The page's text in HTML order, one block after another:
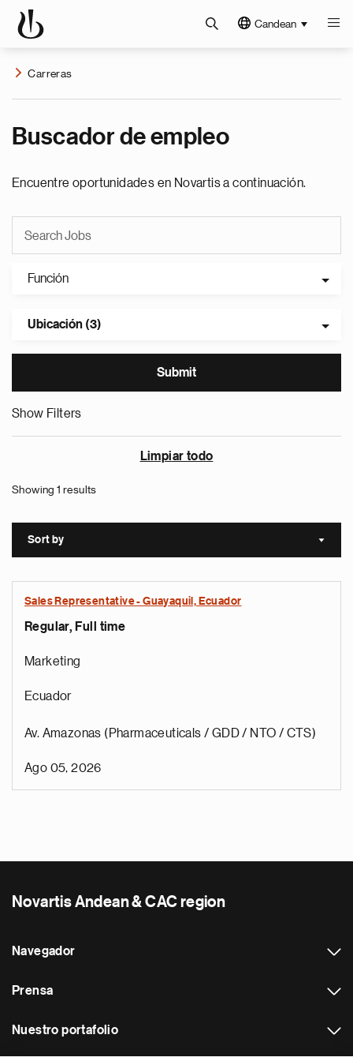
Candean
Carreras
Buscador de empleo
Encuentre oportunidades en Novartis a continuación.
Función
Ubicación (3)
Show Filters
Limpiar todo
Showing 1 results
Sort by Sort
Sales Representative - Guayaquil, Ecuador
Regular, Full time
Marketing
Ecuador
Av. Amazonas (Pharmaceuticals / GDD / NTO / CTS)
Ago 05, 2026
Novartis Andean & CAC region
Navegador
Prensa
Nuestro portafolio